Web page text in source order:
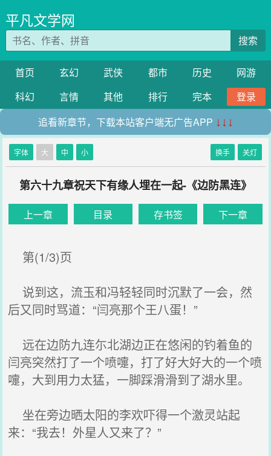
平凡文学网
搜索
首页 玄幻 武侠 都市 历史
网游
科幻
言情 其他 排行 完本
登录
追看新章节，下载本站客户端无广告APP ↓↓↓
字体 大 中 小 换手 关灯
第六十九章祝天下有缘人埋在一起-《边防黑连》
上一章 目录 存书签 下一章
第(1/3)页
说到这，流玉和冯轻轻同时沉默了一会，然
后又同时骂道：“闫亮那个王八蛋！”
远在边防九连尓北湖边正在悠闲的钓着鱼的
闫亮突然打了一个喷嚏，打了好大好大的一个喷
嚏，大到用力太猛，一脚踩滑滑到了湖水里。
坐在旁边晒太阳的李欢吓得一个激灵站起
来：“我去！外星人又来了？”